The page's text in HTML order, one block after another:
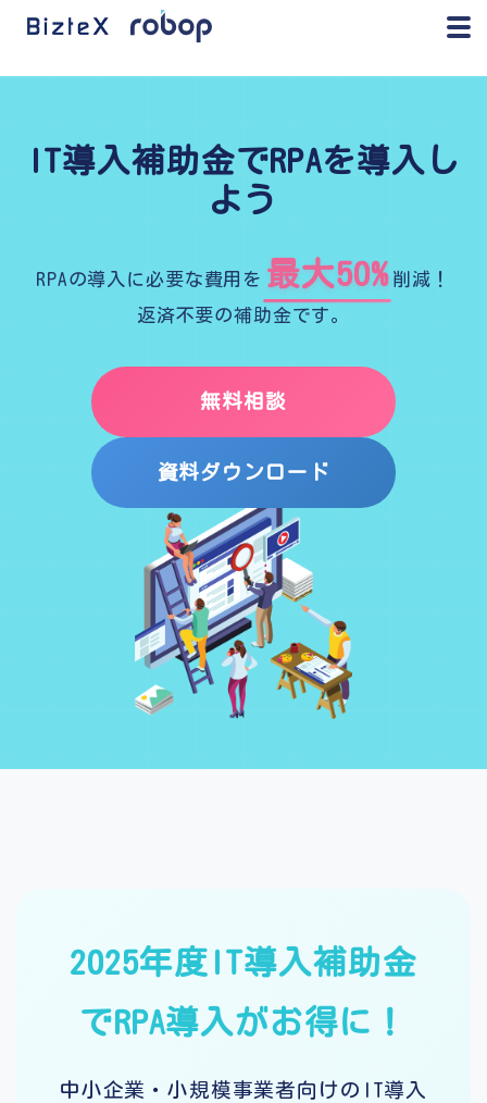
BizteX robop
IT導入補助金でRPAを導入し
よう
RPAの導入に必要な費用を 最大50% 削減！
返済不要の補助金です。
無料相談
資料ダウンロード
2025年度IT導入補助金
でRPA導入がお得に！
中小企業・小規模事業者向けのIT導入